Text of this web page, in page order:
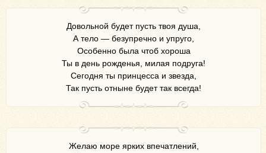
Довольной будет пусть твоя душа,
А тело — безупречно и упруго,
Особенно была чтоб хороша
Ты в день рожденья, милая подруга!
Сегодня ты принцесса и звезда,
Так пусть отныне будет так всегда!
Желаю море ярких впечатлений,